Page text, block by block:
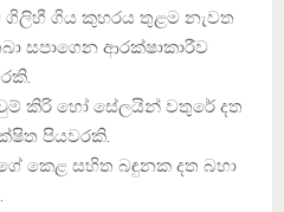
ගිලිහී ගිය කුහරය තුළම නැවත
සපාගෙන ආරක්ෂාකාරීව
කිරි හෝ සේලයින් වතුරේ දත
පියවරකි.
කෙළ සහිත බඳුනක දත බහා